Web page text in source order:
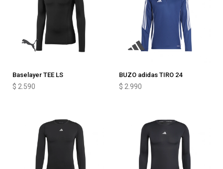
Baselayer TEE LS
$ 2.590
BUZO adidas TIRO 24
$ 2.990